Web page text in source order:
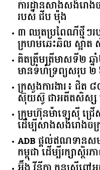
កូនស្រីច្បងអ្នកឧកញ៉ា
ការដ្ឋានសាងសង់រោង
របស់ ជីប ម៉ុង
៣ ឈុតប្រពៃណីថ្មីៗរ
ក្រហមឆេះឆិល ស្អា
គិត​ត្រឹមត្រីមាស​ទី​២​ ​ឆ្ន
មាន​ទំហំ​ទ្រព្យ​សរុប​ ​២
ក្រសួង​ការងារ​៖ ​ជិត​ ​៨
ស៊ុយ​ស៊ូ ​ជា​អតីត​សិស្ស​
ក្រុមហ៊ុន​ម៉ាឡេស៊ី ជ្រ
ដើម្បីសាងសង់រោងច
ADB ផ្តល់ឥណទានស